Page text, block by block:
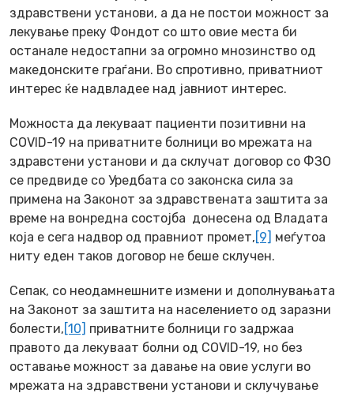
здравствени установи, а да не постои можност за
лекување преку Фондот со што овие места би
останале недостапни за огромно мнозинство од
македонските граѓани. Во спротивно, приватниот
интерес ќе надвладее над јавниот интерес.
Можноста да лекуваат пациенти позитивни на
COVID-19 на приватните болници во мрежата на
здравстени установи и да склучат договор со ФЗО
се предвиде со Уредбата со законска сила за
примена на Законот за здравствената заштита за
време на вонредна состојба донесена од Владата
која е сега надвор од правниот промет,[9] меѓутоа
ниту еден таков договор не беше склучен.
Сепак, со неодамнешните измени и дополнувањата
на Законот за заштита на населението од заразни
болести,[10] приватните болници го задржаа
правото да лекуваат болни од COVID-19, но без
оставање можност за давање на овие услуги во
мрежата на здравствени установи и склучување